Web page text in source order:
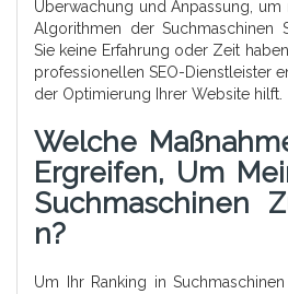
Überwachung und Anpassung,
Algorithmen der Suchmaschinen
Sie keine Erfahrung oder Zeit
professionellen SEO-Dienstleister
der Optimierung Ihrer Website hilft.
Welche
Ergreifen, Um
Suchmaschinen
N?
Um Ihr Ranking in